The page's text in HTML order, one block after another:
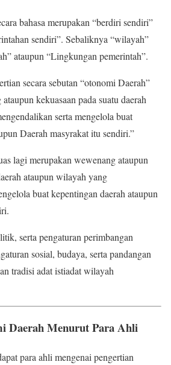
bahasa merupakan “berdiri sendiri”
sendiri”. Sebaliknya “wilayah”
ataupun “Lingkungan pemerintah”.
secara sebutan “otonomi Daerah”
kekuasaan pada suatu daerah
serta mengelola buat
Daerah masyrakat itu sendiri.”
lagi merupakan wewenang ataupun
ataupun wilayah yang
buat kepentingan daerah ataupun
serta pengaturan perimbangan
sosial, budaya, serta pandangan
tradisi adat istiadat wilayah
Daerah Menurut Para Ahli
para ahli mengenai pengertian